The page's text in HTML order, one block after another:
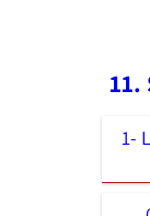
11.
1-